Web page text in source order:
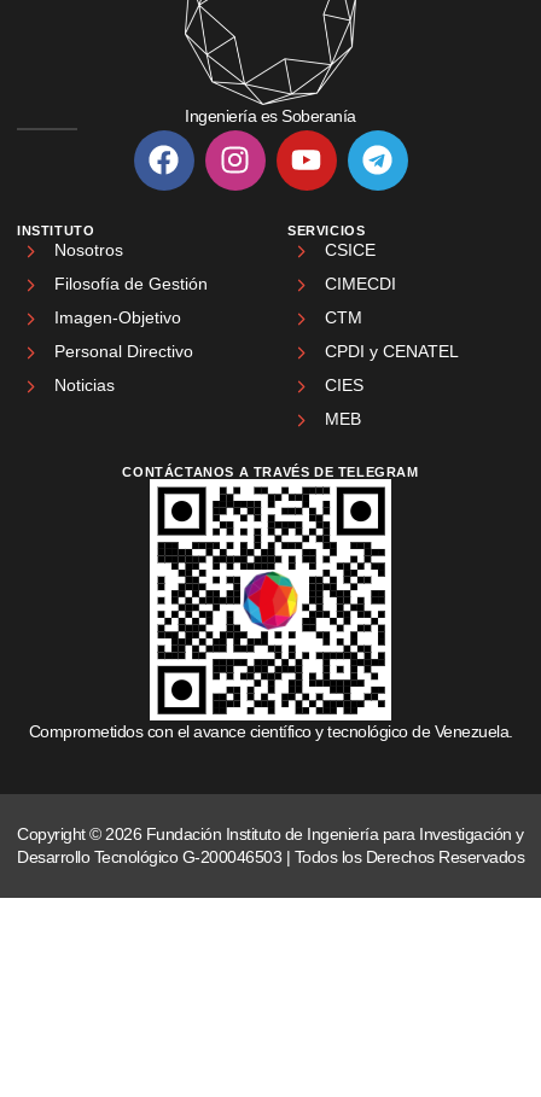
Ingeniería es Soberanía
INSTITUTO
Nosotros
Filosofía de Gestión
Imagen-Objetivo
Personal Directivo
Noticias
SERVICIOS
CSICE
CIMECDI
CTM
CPDI y CENATEL
CIES
MEB
CONTÁCTANOS A TRAVÉS DE TELEGRAM
Comprometidos con el avance científico y tecnológico de Venezuela.
Copyright © 2026 Fundación Instituto de Ingeniería para Investigación y
Desarrollo Tecnológico G-200046503 | Todos los Derechos Reservados